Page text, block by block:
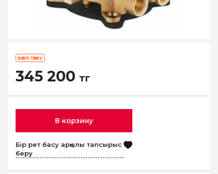
БӨЛІП ТӨЛЕУ
345 200 тг
В корзину
Бір рет басу арқылы тапсырыс
беру